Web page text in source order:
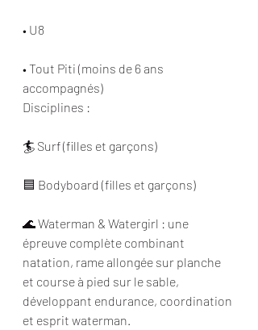
• U8
• Tout Piti (moins de 6 ans
accompagnés)
Disciplines :
🏄 Surf (filles et garçons)
🟦 Bodyboard (filles et garçons)
🌊 Waterman & Watergirl : une
épreuve complète combinant
natation, rame allongée sur planche
et course à pied sur le sable,
développant endurance, coordination
et esprit waterman.